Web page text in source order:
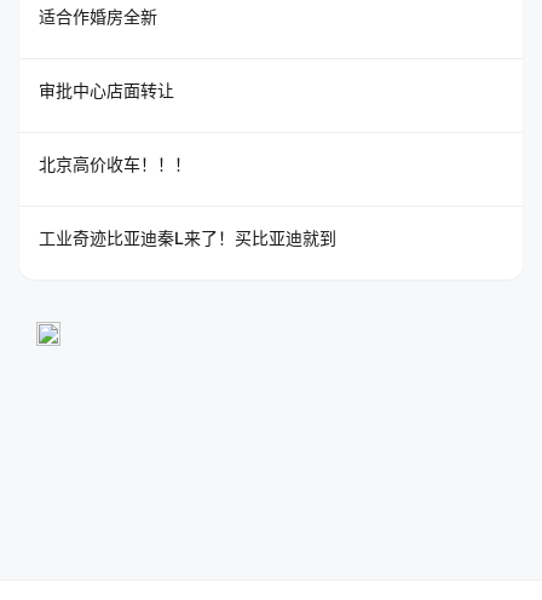
适合作婚房全新
审批中心店面转让
北京高价收车！！！
工业奇迹比亚迪秦L来了！买比亚迪就到